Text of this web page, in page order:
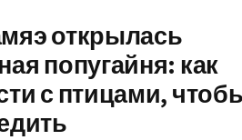
открылась
попугайня: как
с птицами,